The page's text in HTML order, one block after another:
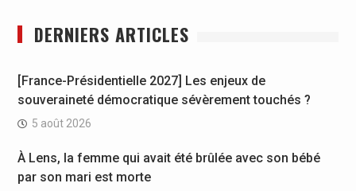
DERNIERS ARTICLES
[France-Présidentielle 2027] Les enjeux de
souveraineté démocratique sévèrement touchés ?
5 août 2026
À Lens, la femme qui avait été brûlée avec son bébé
par son mari est morte